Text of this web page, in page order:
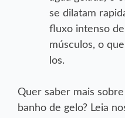
se dilatam
fluxo intenso de
músculos, o
los.
Quer saber mais
banho de gelo? Leia